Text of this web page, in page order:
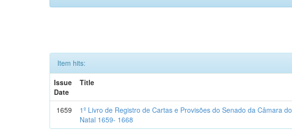
Item hits:
Issue
Date
Title
1659
1º Livro de Registro de Cartas e Provisões do Senado da Câmara do
Natal 1659- 1668